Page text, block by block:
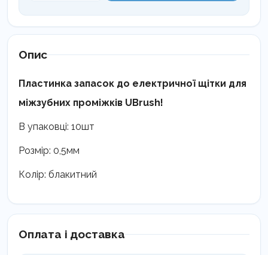
Опис
Пластинка запасок до електричної щітки для
міжзубних проміжків UBrush!
В упаковці: 10шт
Розмір: 0,5мм
Колір: блакитний
Оплата і доставка